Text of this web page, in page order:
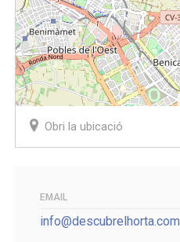
Obri la ubicació
EMAIL
info@descubrelhorta.com